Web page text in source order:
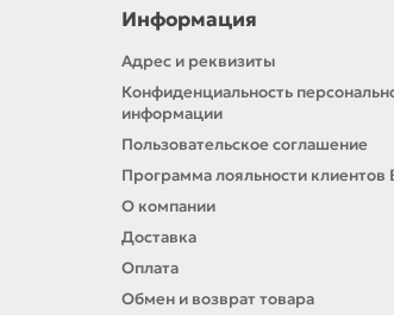
Информация
Адрес и реквизиты
Конфиденциальность
информации
Пользовательское соглашение
Программа лояльности клиентов
О компании
Доставка
Оплата
Обмен и возврат товара